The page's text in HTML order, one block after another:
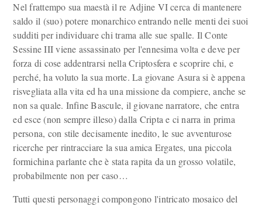
Nel frattempo sua maestà il re Adjine VI cerca di mantenere
saldo il (suo) potere monarchico entrando nelle menti dei suoi
sudditi per individuare chi trama alle sue spalle. Il Conte
Sessine III viene assassinato per l'ennesima volta e deve per
forza di cose addentrarsi nella Criptosfera e scoprire chi, e
perché, ha voluto la sua morte. La giovane Asura si è appena
risvegliata alla vita ed ha una missione da compiere, anche se
non sa quale. Infine Bascule, il giovane narratore, che entra
ed esce (non sempre illeso) dalla Cripta e ci narra in prima
persona, con stile decisamente inedito, le sue avventurose
ricerche per rintracciare la sua amica Ergates, una piccola
formichina parlante che è stata rapita da un grosso volatile,
probabilmente non per caso…
Tutti questi personaggi compongono l'intricato mosaico del